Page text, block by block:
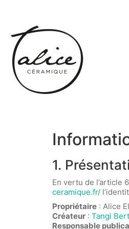
1.
En vertu de l’article
ceramique.fr/
Propriétaire : Alice
Créateur : Tangi
Responsable